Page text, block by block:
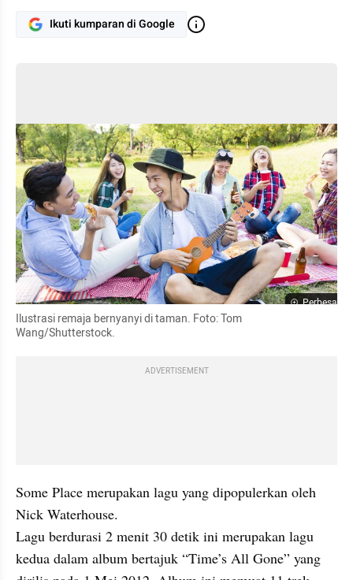
Ikuti kumparan di Google
Perbesar
Ilustrasi remaja bernyanyi di taman. Foto: Tom
Wang/Shutterstock.
ADVERTISEMENT
Some Place merupakan lagu yang dipopulerkan oleh
Nick Waterhouse.
Lagu berdurasi 2 menit 30 detik ini merupakan lagu
kedua dalam album bertajuk “Time’s All Gone” yang